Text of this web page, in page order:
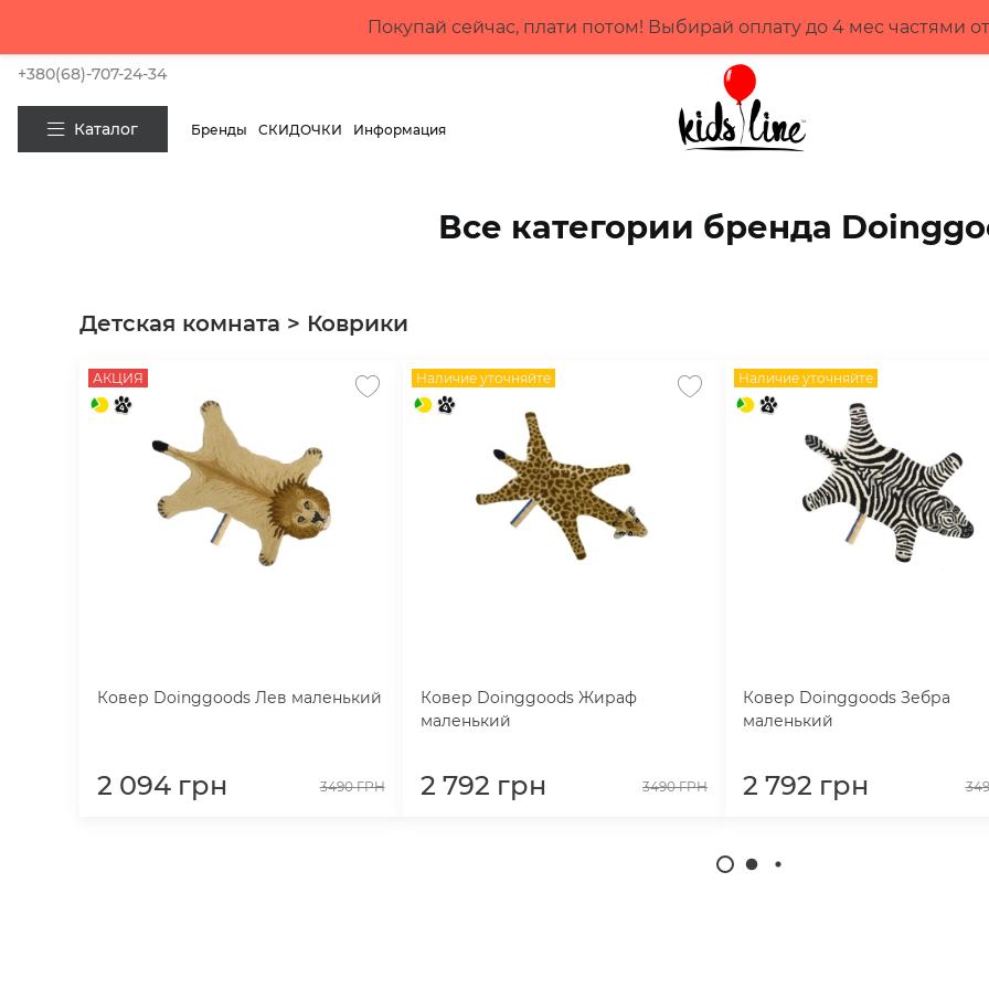
Покупай сейчас, плати потом! Выбирай оплату до 4 мес частями
+380(68)-707-24-34
Каталог Бренды СКИДОЧКИ Информация
Все категории бренда
Детская комната > Коврики
АКЦИЯ
Ковер Doinggoods Лев маленький
2 094 грн 3490 ГРН
Наличие уточняйте
Ковер Doinggoods Жираф
маленький
2 792 грн 3490 ГРН
Наличие уточняйте
Ковер Doinggoods Зебра
маленький
2 792 грн